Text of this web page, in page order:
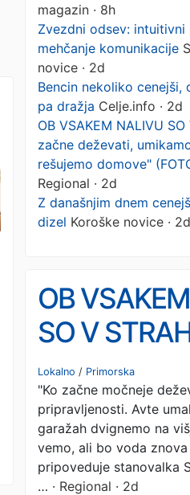
magazin · 8h
Zvezdni odsev:
mehčanje komunikacije
novice · 2d
Bencin nekoliko cenejši,
pa dražja Celje.info · 2d
OB VSAKEM NALIVU
začne deževati,
rešujemo domove"
Regional · 2d
Z današnjim dnem
dizel Koroške novice · 2d
OB
SO V
začne
umikamo
in rešujemo
(FOTO,
Lokalno / Primorska
"Ko začne močneje
pripravljenosti. Avte
garažah dvignemo na
vemo, ali bo voda
pripoveduje stanovalka
… · Regional · 2d